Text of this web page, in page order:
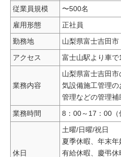
従業員規模
〜500名
雇用形態
正社員
勤務地
山梨県富士吉田市
アクセス
富士山駅より車で
業務内容
山梨県富士吉田
気設備施工管理
管理などの管理補
業務時間
8：00～17：00（
休日
土曜/日曜/祝日
夏季休暇、年末年
有給休暇、慶弔休